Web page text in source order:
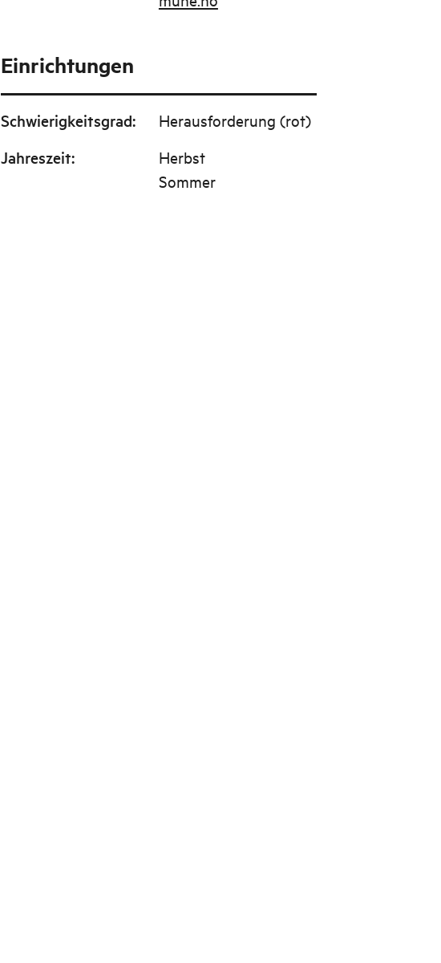
Einrichtungen
Schwierigkeitsgrad: Herausforderung (rot)
Jahreszeit:
Herbst
Sommer